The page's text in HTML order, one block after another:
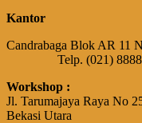
Kantor
Candrabaga Blok AR 11
Telp. (021) 8888-
Workshop :
Jl. Tarumajaya Raya No
Bekasi Utara